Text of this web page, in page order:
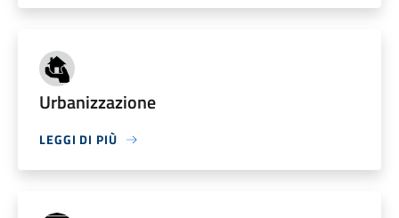
Urbanizzazione
LEGGI DI PIÙ